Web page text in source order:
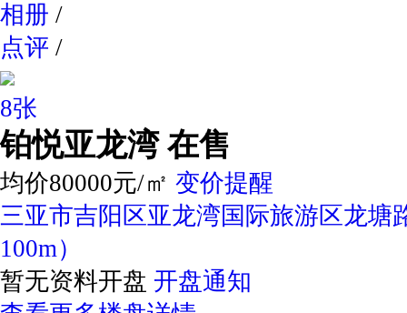
相册 /
点评 /
8张
铂悦亚龙湾 在售
均价80000元/㎡ 变价提醒
三亚市吉阳区亚龙湾国际旅游区龙塘
100m）
暂无资料开盘 开盘通知